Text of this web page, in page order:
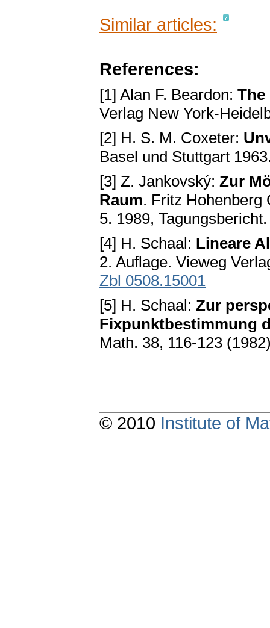
Similar articles:
References:
[1] Alan F. Beardon: The
Verlag New York-
[2] H. S. M. Coxeter:
Basel und Stuttgart
[3] Z. Jankovský: Zur
Raum. Fritz Hohenberg
5. 1989, Tagungsbericht.
[4] H. Schaal: Lineare
2. Auflage. Vieweg
Zbl 0508.15001
[5] H. Schaal: Zur
Fixpunktbestimmung
Math. 38, 116-123
© 2010 Institute of